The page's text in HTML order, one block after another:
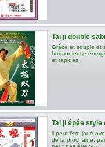
Tai ji double
Grâce et souple et
harmonieuse
et rapides.
Tai ji épée style
il peut être joué
de la prochaine,